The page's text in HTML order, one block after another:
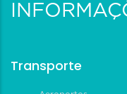
Transporte